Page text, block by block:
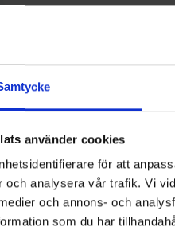
använder cookies
för att
och analysera vår trafik. Vi
och annons- och
som du har
79 kr